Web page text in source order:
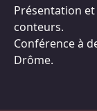
Présentation
conteurs.
Conférence à
Drôme.